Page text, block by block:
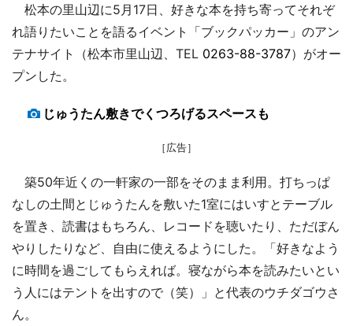
松本の里山辺に5月17日、好きな本を持ち寄ってそれぞ
れ語りたいことを語るイベント「ブックパッカー」のアン
テナサイト（松本市里山辺、TEL 0263-88-3787）がオー
プンした。
じゅうたん敷きでくつろげるスペースも
［広告］
築50年近くの一軒家の一部をそのまま利用。打ちっぱ
なしの土間とじゅうたんを敷いた1室にはいすとテーブル
を置き、読書はもちろん、レコードを聴いたり、ただぼん
やりしたりなど、自由に使えるようにした。「好きなよう
に時間を過ごしてもらえれば。寝ながら本を読みたいとい
う人にはテントを出すので（笑）」と代表のウチダゴウさ
ん。